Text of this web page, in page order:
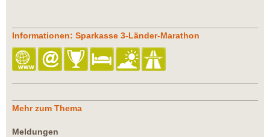
Informationen: Sparkasse 3-Länder-Marathon
Mehr zum Thema
Meldungen